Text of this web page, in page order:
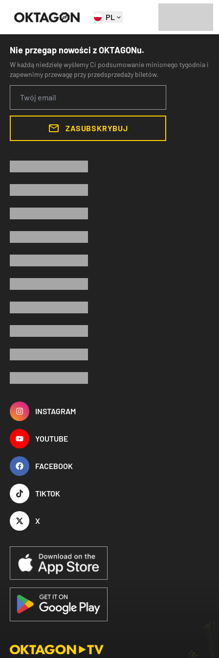
PL
Nie przegap nowości z OKTAGONu.
W każdą niedzielę wyślemy Ci podsumowanie minionego tygodnia i
zapewnimy przewagę przy przedsprzedaży biletów.
ZASUBSKRYBUJ
INSTAGRAM
YOUTUBE
FACEBOOK
TIKTOK
X